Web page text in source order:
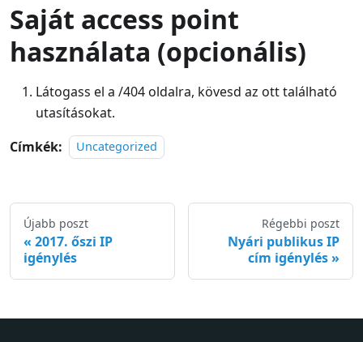
Saját access point
használata (opcionális)
Látogass el a /404 oldalra, kövesd az ott található
utasításokat.
Címkék:
Uncategorized
Újabb poszt
2017. őszi IP
igénylés
Régebbi poszt
Nyári publikus IP
cím igénylés